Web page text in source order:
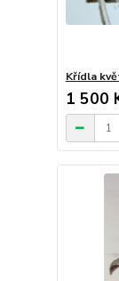
Křídla
1 500